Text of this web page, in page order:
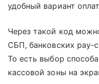
удобный вариант
Через такой код
СБП, банковских pay-
То есть выбор
кассовой зоны на